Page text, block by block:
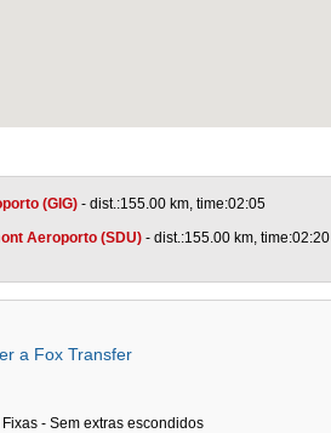
(GIG) - dist.:155.00 km, time:02:05
Aeroporto (SDU) - dist.:155.00 km, time:02:20
a Fox Transfer
- Sem extras escondidos